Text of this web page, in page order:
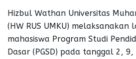
Hizbul Wathan Universitas
(HW RUS UMKU)
mahasiswa Program Studi
Dasar (PGSD) pada tanggal 2,